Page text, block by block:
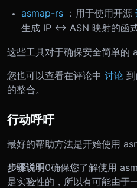
asmap-rs ：用于使用开源
生成 IP <-> ASN 映射的函
这些工具对于确保安全简单的
您也可以查看在评论中 讨论
的整合。
行动呼吁
最好的帮助方法是开始使用
步骤说明0确保您了解使用
是实验性的，所以有可能由于